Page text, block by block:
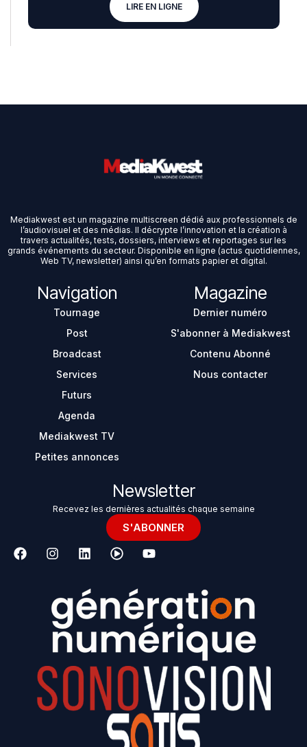
LIRE EN LIGNE
Mediakwest est un magazine multiscreen dédié aux professionnels de
l’audiovisuel et des médias. Il décrypte l’innovation et la création à
travers actualités, tests, dossiers, interviews et reportages sur les
grands événements du secteur. Disponible en ligne (actus quotidiennes,
Web TV, newsletter) ainsi qu’en formats papier et digital.
Navigation
Tournage
Post
Broadcast
Services
Futurs
Agenda
Mediakwest TV
Petites annonces
Magazine
Dernier numéro
S'abonner à Mediakwest
Contenu Abonné
Nous contacter
Newsletter
Recevez les dernières actualités chaque semaine
S'ABONNER